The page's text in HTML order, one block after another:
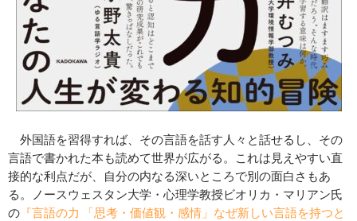
外国語を習得すれば、その言語を話す人々と話せるし、その
言語で書かれた本も読めて世界が広がる。これは見えやすい直
接的な利点だが、自分の内なる深いところで別の面白さもあ
る。ノースウェスタン大学・心理学教授ビオリカ・マリアン氏
の 『言語の力 「思考・価値観・感情」なぜ新しい言語を持つと